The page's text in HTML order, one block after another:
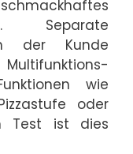
Separate
der Kunde
wie
oder
Test ist dies